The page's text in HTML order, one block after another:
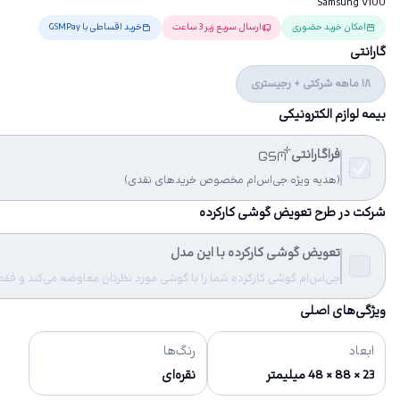
امکان خرید حضوری ارسال سریع زیر 3 ساعت خرید اقساطی با GSMPay
گارانتی
18 ماهه شرکتی + رجیستری
بیمه لوازم الکترونیکی
فراگارانتی
(هدیه ویژه جی‌اس‌ام مخصوص خریدهای نقدی)
شرکت در طرح تعویض گوشی کارکرده
تعویض گوشی کارکرده با این مدل
جی‌اس‌ام گوشی کارکرده شما را با گوشی مورد نظرتان معاوضه می‌کند و فقط
ویژگی‌های اصلی
ابعاد
23 × 88 × 48 میلیمتر
رنگ‌ها
نقره‌ای